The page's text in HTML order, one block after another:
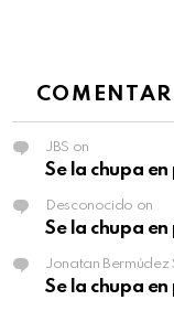
JBS on
Se la chupa
Desconocido on
Se la chupa
Jonatan Bermúdez
Se la chupa